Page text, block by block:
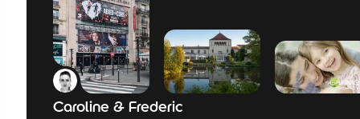
Caroline & Frederic